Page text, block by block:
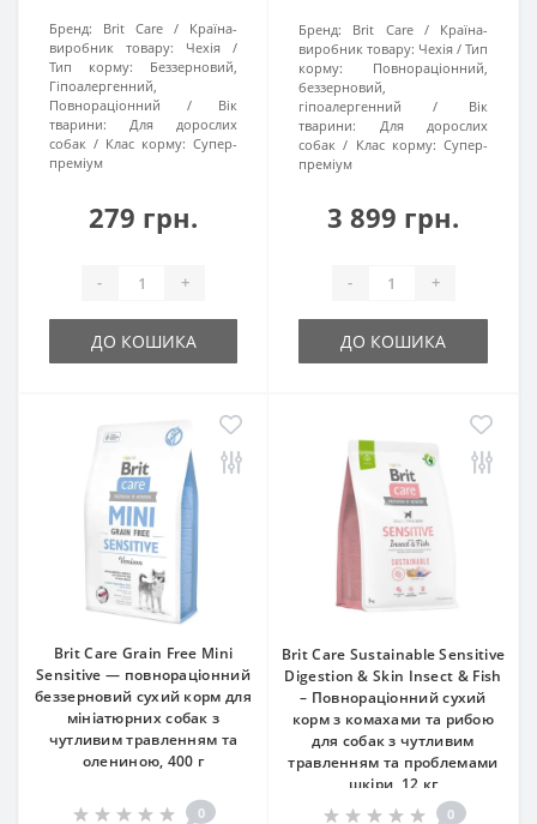
Бренд: Brit Care
Країна-
виробник товару:
Чехія
Тип корму:
Беззерновий,
Гіпоалергенний,
Повнораціонний
Вік
тварини:
Для дорослих
собак
Клас корму: Супер-
преміум
279 грн.
- +
ДО КОШИКА
Бренд: Brit Care
Країна-
виробник товару: Чехія
Тип
корму:
Повнораціонний,
беззерновий,
гіпоалергенний
Вік
тварини:
Для дорослих
собак
Клас корму: Супер-
преміум
3 899 грн.
- +
ДО КОШИКА
Brit Care Grain Free Mini
Sensitive — повнораціонний
беззерновий сухий корм для
мініатюрних собак з
чутливим травленням та
олениною, 400 г
0
Brit Care Sustainable Sensitive
Digestion & Skin Insect & Fish
– Повнораціонний сухий
корм з комахами та рибою
для собак з чутливим
травленням та проблемами
шкіри, 12 кг
0